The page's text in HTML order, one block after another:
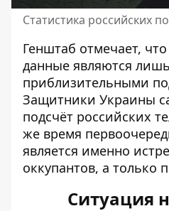
Статистика российских
Генштаб отмечает,
данные являются лишь
приблизительными
Защитники Украины
подсчёт российских
же время
является именно
оккупантов, а только
Ситуация